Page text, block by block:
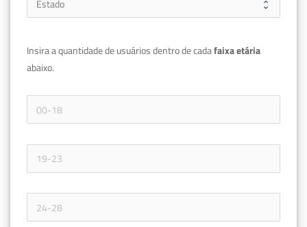
Insira a quantidade de usuários dentro de cada
abaixo.